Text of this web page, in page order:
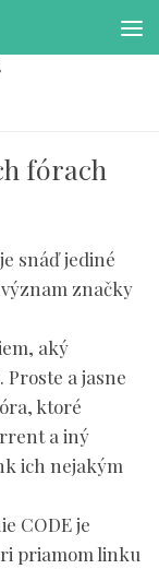
fórach
snáď jediné
značky
aký
a jasne
ktoré
a iný
ich nejakým
CODE je
priamom linku